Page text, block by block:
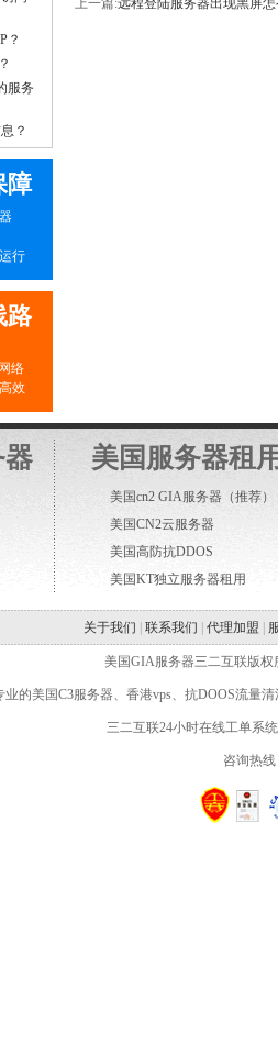
？
服务
？
障
行
路
络
效
上一篇:远程登陆服务器出现黑屏
美国服务器租
美国cn2 GIA服务器 （推荐）
美国CN2云服务器
美国高防抗DDOS
美国KT独立服务器租用
关于我们 联系我们 代理加盟
美国GIA服务器三二互联版权
业的美国C3服务器、 香港vps、抗DOOS流量
三二互联24小时在线工单系
咨询热